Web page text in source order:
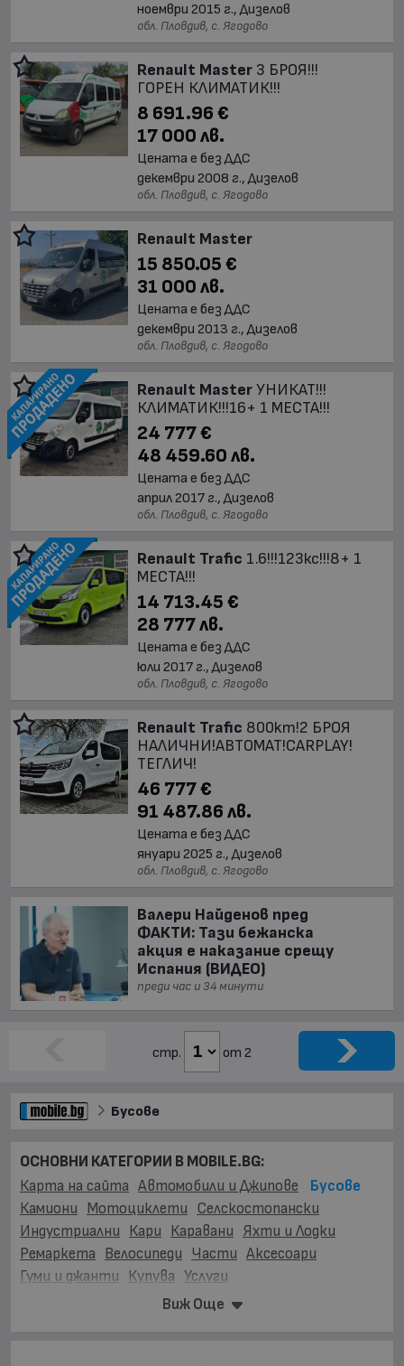
ноември 2015 г., Дизелов
обл. Пловдив, с. Ягодово
Renault Master 3 БРОЯ!!!
ГОРЕН КЛИМАТИК!!!
8 691.96 €
17 000 лв.
Цената е без ДДС
декември 2008 г., Дизелов
обл. Пловдив, с. Ягодово
Renault Master
15 850.05 €
31 000 лв.
Цената е без ДДС
декември 2013 г., Дизелов
обл. Пловдив, с. Ягодово
Renault MasterУНИКАТ!!!
КЛИМАТИК!!!16+ 1 МЕСТА!!!
24 777 €
48 459.60 лв.
Цената е без ДДС
април 2017 г., Дизелов
обл. Пловдив, с. Ягодово
Renault Trafic 1.6!!!123кс!!!8+ 1
МЕСТА!!!
14 713.45 €
28 777 лв.
Цената е без ДДС
юли 2017 г., Дизелов
обл. Пловдив, с. Ягодово
Renault Trafic 800km!2 БРОЯ
НАЛИЧНИ!АВТОМАТ!CARPLAY!
ТЕГЛИЧ!
46 777 €
91 487.86 лв.
Цената е без ДДС
януари 2025 г., Дизелов
обл. Пловдив, с. Ягодово
Валери Найденов пред
ФАКТИ: Тази бежанска
акция е наказание срещу
Испания (ВИДЕО)
преди час и 34 минути
стр. от 2
Бусове
Виж Още
ОСНОВНИ КАТЕГОРИИ В MOBILE.BG:
Карта на сайта Автомобили и Джипове
Бусове
Камиони Мотоциклети Селскостопански
Индустриални Кари Каравани Яхти и Лодки
Ремаркета Велосипеди Части Аксесоари
Гуми и джанти
Купува Услуги